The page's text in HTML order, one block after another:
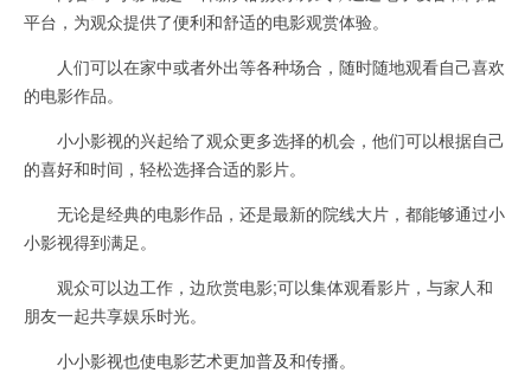
平台，为观众提供了便利和舒适的电影观赏体验。
人们可以在家中或者外出等各种场合，随时随地观看自己喜欢
的电影作品。
小小影视的兴起给了观众更多选择的机会，他们可以根据自己
的喜好和时间，轻松选择合适的影片。
无论是经典的电影作品，还是最新的院线大片，都能够通过小
小影视得到满足。
观众可以边工作，边欣赏电影;可以集体观看影片，与家人和
朋友一起共享娱乐时光。
小小影视也使电影艺术更加普及和传播。